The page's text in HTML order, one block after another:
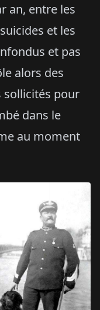
an, entre les
et les
et pas
alors des
sollicités pour
dans le
au moment